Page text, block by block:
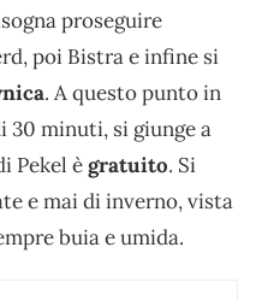
proseguire
poi Bistra e infine si
. A questo punto in
30 minuti, si giunge a
Pekel ègratuito. Si
e mai di inverno, vista
buia e umida.